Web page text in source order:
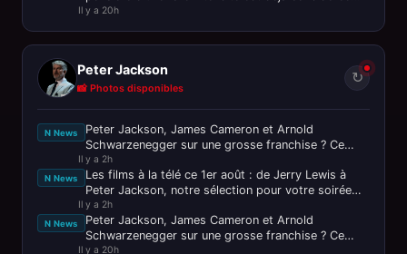
comme le thriller de
Il y a 20h
Peter Jackson
📸 Photos disponibles
↻
N News
Peter Jackson, James Cameron et Arnold
Schwarzenegger sur une grosse franchise ? Ce
n’est pas passé loin !
Il y a 2h
N News
Les films à la télé ce 1er août : de Jerry Lewis à
Peter Jackson, notre sélection pour votre soirée
ciné
Il y a 2h
N News
Peter Jackson, James Cameron et Arnold
Schwarzenegger sur une grosse franchise ? Ce
n’est pas passé loin !
Il y a 20h